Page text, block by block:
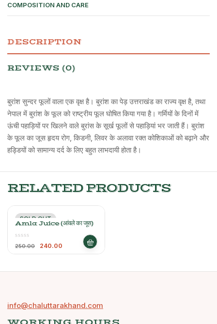
COMPOSITION AND CARE
DESCRIPTION
REVIEWS (0)
बुरांश सुन्दर फूलों वाला एक वृक्ष है। बुरांश का पेड़ उत्तराखंड का राज्य वृक्ष है, तथा
नेपाल में बुरांश के फूल को राष्ट्रीय फूल घोषित किया गया है। गर्मियों के दिनों में
ऊंची पहाड़ियों पर खिलने वाले बुरांस के सूर्ख फूलों से पहाड़ियां भर जाती हैं। बुरांश
के फूल का जूस हृदय रोग, किडनी, लिवर के अलावा रक्त कोशिकाओं को बढ़ाने और
हड्डियों को सामान्य दर्द के लिए बहुत लाभदायी होता है।
RELATED PRODUCTS
-4%
SOLD OUT
Amla Juice (आंवले का जूस)
250.00 240.00
info@chaluttarakhand.com